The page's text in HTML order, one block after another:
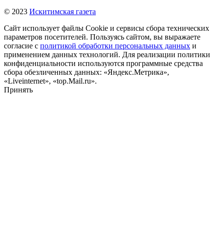
© 2023 Искитимская газета
Сайт использует файлы Cookie и сервисы сбора технических
параметров посетителей. Пользуясь сайтом, вы выражаете
согласие с политикой обработки персональных данных и
применением данных технологий. Для реализации политики
конфиденциальности используются программные средства
сбора обезличенных данных: «Яндекс.Метрика»,
«Liveinternet», «top.Mail.ru».
Принять